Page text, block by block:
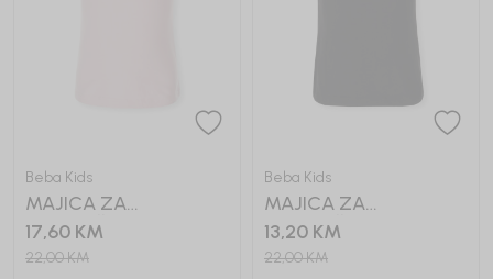
Beba Kids
MAJICA ZA
DJEVOJČICE BASIC
17,60 KM
22,00KM
Beba Kids
MAJICA ZA
DJEVOJČICE BASIC
13,20 KM
22,00KM